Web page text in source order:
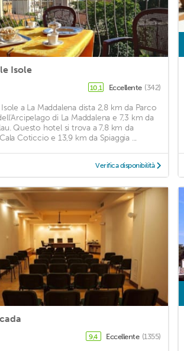
Isole
10,1 Eccellente (342)
a La Maddalena dista 2,8 km da Parco
di La Maddalena e 7,3 km da
Questo hotel si trova a 7,8 km da
Coticcio e 13,9 km da Spiaggia ...
Verifica disponibilità
9,4 Eccellente (1355)